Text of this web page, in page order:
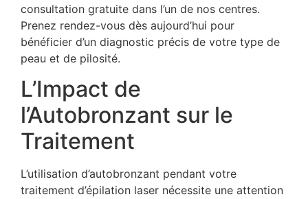
consultation gratuite dans l’un de nos centres.
Prenez rendez-vous dès aujourd’hui pour
bénéficier d’un diagnostic précis de votre type de
peau et de pilosité.
L’Impact de
l’Autobronzant sur le
Traitement
L’utilisation d’autobronzant pendant votre
traitement d’épilation laser nécessite une attention